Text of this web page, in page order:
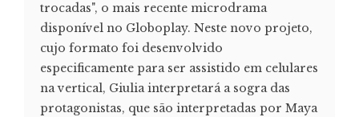
trocadas", o mais recente microdrama
disponível no Globoplay. Neste novo projeto,
cujo formato foi desenvolvido
especificamente para ser assistido em celulares
na vertical, Giulia interpretará a sogra das
protagonistas, que são interpretadas por Maya